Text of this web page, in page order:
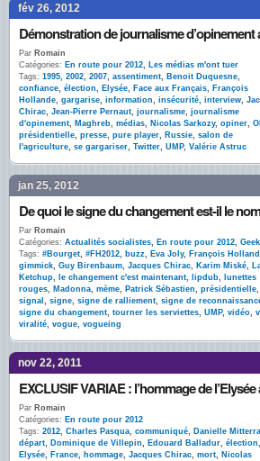
fév 26, 2012
Par Romain
Catégories: En route pour 2012, Les médias m'ont tuer
Tags: 1995, 2002, 2007, assentiment, Benoit Duquesne,
confiance, élection, Elysée, Face aux Français, François
Hollande, gargarise, information, insécurité, interview,
Chirac, Jean-Pierre Pernaut, journalisme, journalisme
d'opinement, Maghreb, médias, Nicolas Sarkozy, opiner,
présidentielle, presse, pure player, Russie, salon de
l'agriculture, se gargariser, Twitter, UMP, Valérie Astruc
jan 25, 2012
De quoi le signe du changement est-il le
Par Romain
Catégories: Actualités socialistes, En route pour 2012,
Tags: #Bourget, #FH2012, buzz, Eva Joly, François
gimmick, Guy Birenbaum, Jacques Chirac, Karim Miské,
Ketchup, le changement c'est maintenant, lipdub,
lunettes
rouges, Madonna, mème, Patrick Sébastien, présidentielle,
signal , signe, signe de ralliement, signe de
signe du changement, tourner les serviettes, UMP, vidéo,
viralité, vogue, vogueing
nov 22, 2011
EXCLUSIF VARIAE : l’hommage de
Par Romain
Catégories: En route pour 2012
Tags: 2012, Charles Pasqua, communiqué, Danielle
départ, Dominique de Villepin, Edouard Balladur, élection,
Elysée, France, hommage, Jacques Chirac, mort, Nicolas